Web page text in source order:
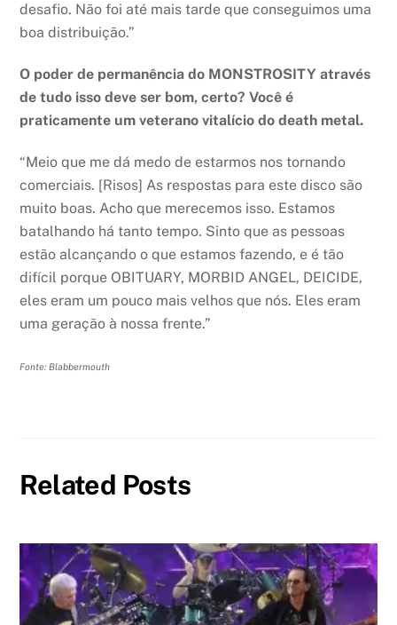
desafio. Não foi até mais tarde que conseguimos uma
boa distribuição.”
O poder de permanência do MONSTROSITY através
de tudo isso deve ser bom, certo? Você é
praticamente um veterano vitalício do death metal.
“Meio que me dá medo de estarmos nos tornando
comerciais. [Risos] As respostas para este disco são
muito boas. Acho que merecemos isso. Estamos
batalhando há tanto tempo. Sinto que as pessoas
estão alcançando o que estamos fazendo, e é tão
difícil porque OBITUARY, MORBID ANGEL, DEICIDE,
eles eram um pouco mais velhos que nós. Eles eram
uma geração à nossa frente.”
Fonte: Blabbermouth
Related Posts